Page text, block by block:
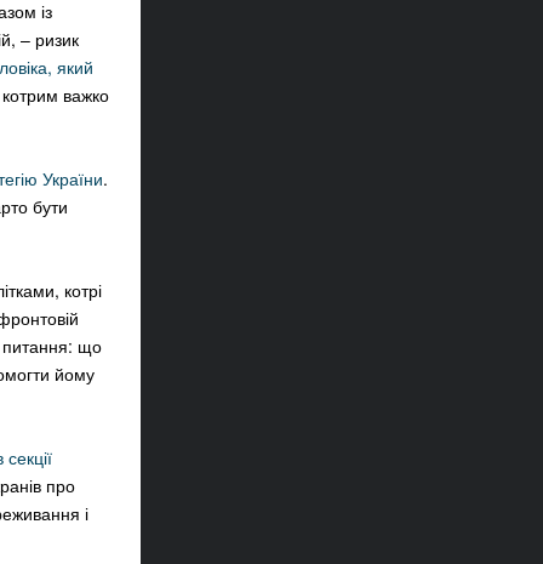
із
– ризик
який
важко
України.
бути
котрі
питання: що
йому
про
і